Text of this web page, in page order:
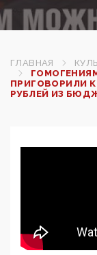
ГЛАВНАЯ
ПРИГОВОРИЛИ К
РУБЛЕЙ ИЗ